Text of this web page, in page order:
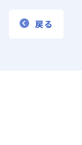
戻る